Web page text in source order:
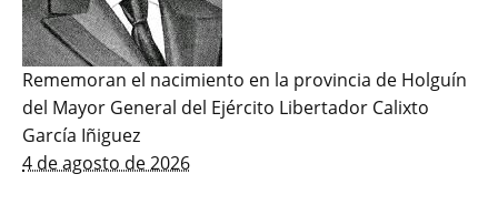
Rememoran el nacimiento en la provincia de Holguín
del Mayor General del Ejército Libertador Calixto
García Iñiguez
4 de agosto de 2026